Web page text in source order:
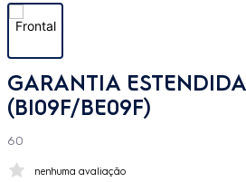
GARANTIA ESTENDIDA
(BI09F/BE09F)
60
nenhuma avaliação